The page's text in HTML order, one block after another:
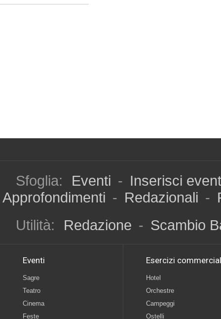
Sfoglia: Eventi - Inserisci
Approfondimenti - Redazionali -
Utilità:
Redazione - Scambio
Eventi
Sagre
Teatro
Cinema
Feste
Esercizi
Hotel
Orchestre
Campeggi
Ostelli